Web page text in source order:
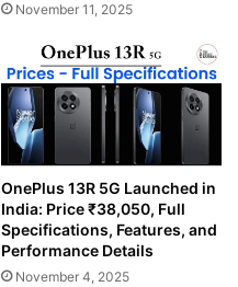
November 11, 2025
OnePlus 13R 5G Launched in
India: Price ₹38,050, Full
Specifications, Features, and
Performance Details
November 4, 2025